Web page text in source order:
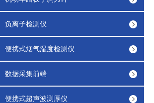
负离子检测仪
便携式烟气湿度检测仪
数据采集前端
便携式超声波测厚仪